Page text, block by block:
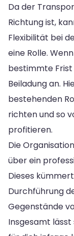
Da der
Richtung ist,
Flexibilität bei
eine Rolle.
bestimmte
Beiladung an.
bestehenden
richten und so
profitieren.
Die
über ein
Dieses
Durchführung
Gegenstände
Insgesamt lässt